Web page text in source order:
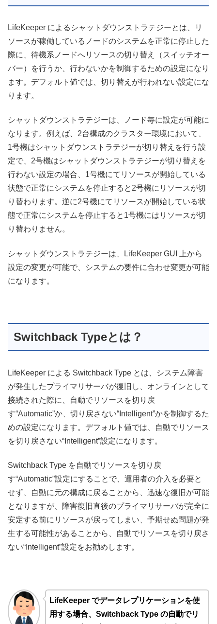
LifeKeeper によるシャットダウンストラテジーとは、リ
ソースが稼働しているノードのシステムを正常に停止した
際に、待機系ノードへリソースの切り替え（スイッチオー
バー）を行うか、行わないかを制御するための設定になり
ます。デフォルト値では、切り替えが行われない設定にな
ります。
シャットダウンストラテジーは、ノード毎に設定が可能に
なります。例えば、2台構成のクラスター環境において、
1号機はシャットダウンストラテジーが切り替えを行う設
定で、2号機はシャットダウンストラテジーが切り替えを
行わない設定の場合、1号機にてリソースが開始している
状態で正常にシステムを停止すると2号機にリソースが切
り替わります。逆に2号機にてリソースが開始している状
態で正常にシステムを停止すると1号機にはリソースが切
り替わりません。
シャットダウンストラテジーは、LifeKeeper GUI 上から
設定の変更が可能で、システムの要件に合わせ変更が可能
になります。
Switchback Typeとは？
LifeKeeper による Switchback Type とは、システム障害
が発生したプライマリサーバが復旧し、オンラインとして
接続された際に、自動でリソースを切り戻
す“Automatic”か、切り戻さない“Intelligent”かを制御するた
めの設定になります。デフォルト値では、自動でリソース
を切り戻さない“Intelligent”設定になります。
Switchback Type を自動でリソースを切り戻
す“Automatic”設定にすることで、運用者の介入を必要と
せず、自動に元の構成に戻ることから、迅速な復旧が可能
となりますが、障害復旧直後のプライマリサーバが完全に
安定する前にリソースが戻ってしまい、予期せぬ問題が発
生する可能性があることから、自動でリソースを切り戻さ
ない“Intelligent”設定をお勧めします。
LifeKeeper でデータレプリケーションを使
用する場合、Switchback Type の自動でリ